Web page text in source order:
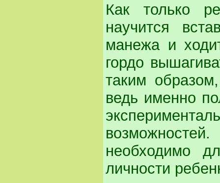
Как только
научится
манежа и
гордо
таким
ведь именно
необходимо
личности